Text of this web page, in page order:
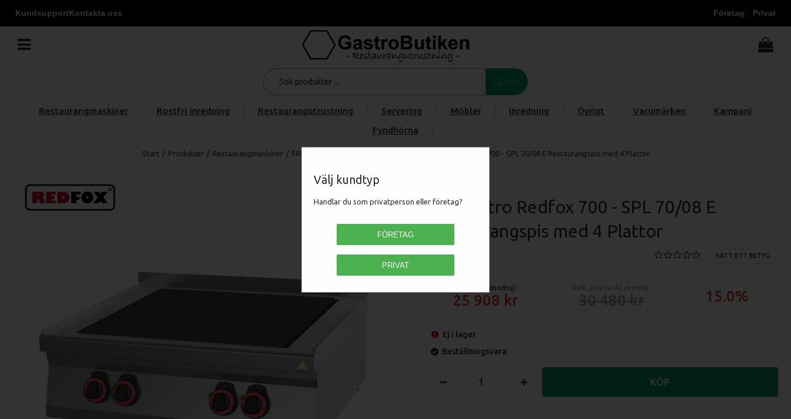
KundsupportKontakta oss Företag Privat
Välj kundtyp
Handlar du som privatperson eller företag?
FÖRETAG
PRIVAT
Restaurangmaskiner Rostfri inredning Restaurangutrustning Servering Möbler Inredning Övrigt Varumärken
Kampanj
Fyndhörna
Start / Produkter / Restaurangmaskiner / FRITERA, GRILLA & STEKA RM Gastro Redfox 700 - SPL 70/08 E Restaurangspis med 4 Plattor
RM Gastro Redfox 700 - SPL 70/08 E
Restaurangspis med 4 Plattor
00014649 SÄTT ETT BETYG
Pris (exkl moms):
25 908 15.0%
Ej i lager
Beställningsvara
KÖP